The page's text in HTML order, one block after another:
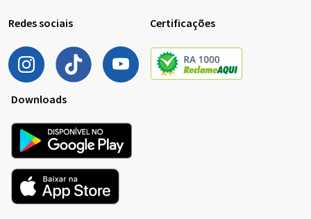
Redes sociais Certificações
Downloads